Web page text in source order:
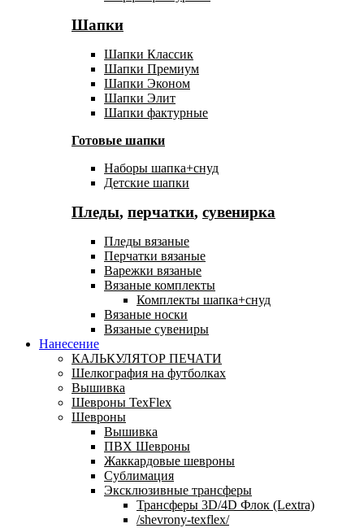
Шапки
Шапки Классик
Шапки Премиум
Шапки Эконом
Шапки Элит
Шапки фактурные
Готовые шапки
Наборы шапка+снуд
Детские шапки
Пледы, перчатки, сувенирка
Пледы вязаные
Перчатки вязаные
Варежки вязаные
Вязаные комплекты
Комплекты шапка+снуд
Вязаные носки
Вязаные сувениры
Нанесение
КАЛЬКУЛЯТОР ПЕЧАТИ
Шелкография на футболках
Вышивка
Шевроны TexFlex
Шевроны
Вышивка
ПВХ Шевроны
Жаккардовые шевроны
Сублимация
Эксклюзивные трансферы
Трансферы 3D/4D Флок (Lextra)
/shevrony-texflex/